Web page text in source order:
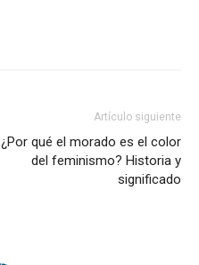
Artículo siguiente
¿Por qué el morado es el color
del feminismo? Historia y
significado